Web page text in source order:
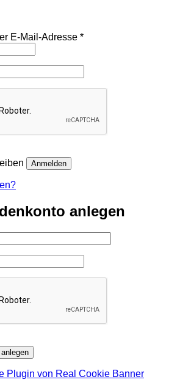
E-Mail-Adresse *Erforderlich
Anmelden
anlegen
Plugin von Real Cookie Banner